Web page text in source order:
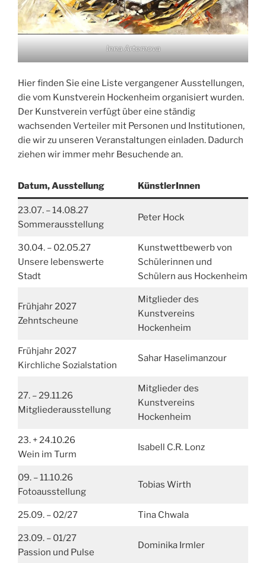
Inna Artemova
Hier finden Sie eine Liste vergangener Ausstellungen,
die vom Kunstverein Hockenheim organisiert wurden.
Der Kunstverein verfügt über eine ständig
wachsenden Verteiler mit Personen und Institutionen,
die wir zu unseren Veranstaltungen einladen. Dadurch
ziehen wir immer mehr Besuchende an.
Datum, Ausstellung KünstlerInnen
23.07. – 14.08.27
Sommerausstellung
Peter Hock
30.04. – 02.05.27
Unsere lebenswerte
Stadt
Kunstwettbewerb von
Schülerinnen und
Schülern aus Hockenheim
Frühjahr 2027
Zehntscheune
Mitglieder des
Kunstvereins
Hockenheim
Frühjahr 2027
Kirchliche Sozialstation
Sahar Haselimanzour
27. – 29.11.26
Mitgliederausstellung
Mitglieder des
Kunstvereins
Hockenheim
23. + 24.10.26
Wein im Turm
Isabell C.R. Lonz
09. – 11.10.26
Fotoausstellung
Tobias Wirth
25.09. – 02/27 Tina Chwala
23.09. – 01/27
Passion und Pulse
Dominika Irmler